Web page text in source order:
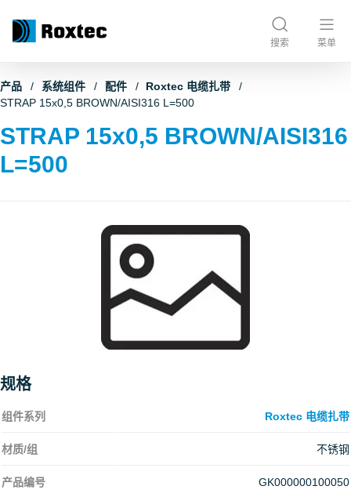
搜索 菜单
产品 系统组件 配件
Roxtec 电缆扎带
STRAP 15x0,5 BROWN/AISI316 L=500
STRAP 15x0,5 BROWN/AISI316
L=500
规格
组件系列 Roxtec 电缆扎带
材质/组 不锈钢
产品编号 GK000000100050